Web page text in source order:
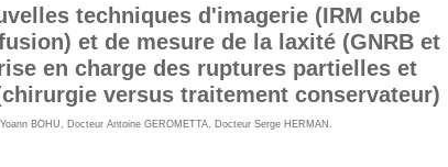
techniques d'imagerie (IRM cube
et de mesure de la laxité (GNRB et
en charge des ruptures partielles et
versus traitement conservateur)
BOHU Docteur Antoine GEROMETTA Docteur Serge HERMAN